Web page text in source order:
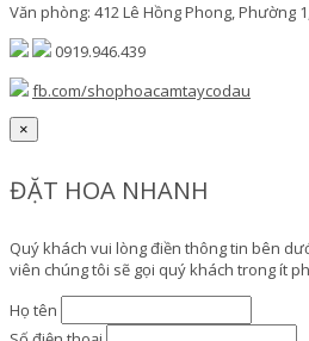
Văn phòng: 412 Lê Hồng Phong, Phường
0919.946.439
fb.com/shophoacamtaycodau
×
ĐẶT HOA NHANH
Quý khách vui lòng điền thông tin bên
viên chúng tôi sẽ gọi quý khách trong ít
Họ tên